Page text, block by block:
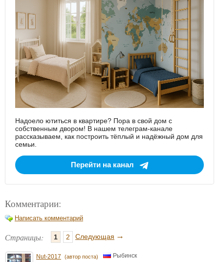
Надоело ютиться в квартире? Пора в свой дом с
собственным двором! В нашем телеграм-канале
рассказываем, как построить тёплый и надёжный дом для
семьи.
Перейти на канал
Комментарии:
Написать комментарий
Страницы: 1 2 Следующая →
Nut-2017 (автор поста) Рыбинск